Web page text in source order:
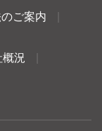
ご案内
況